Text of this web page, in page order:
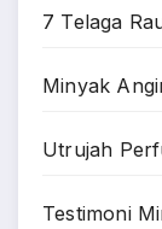
7 Telaga
Minyak
Utrujah
Testimoni